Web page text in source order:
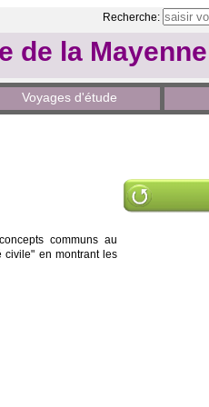
Recherche:
de la Mayenne
Voyages d'étude
communs au
civile" en montrant les